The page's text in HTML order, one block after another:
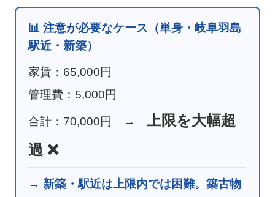
📊 注意が必要なケース（単身・岐阜羽島
駅近・新築）
家賃：65,000円
管理費：5,000円
合計：70,000円 →上限を大幅超
過 ❌
→ 新築・駅近は上限内では困難。築古物